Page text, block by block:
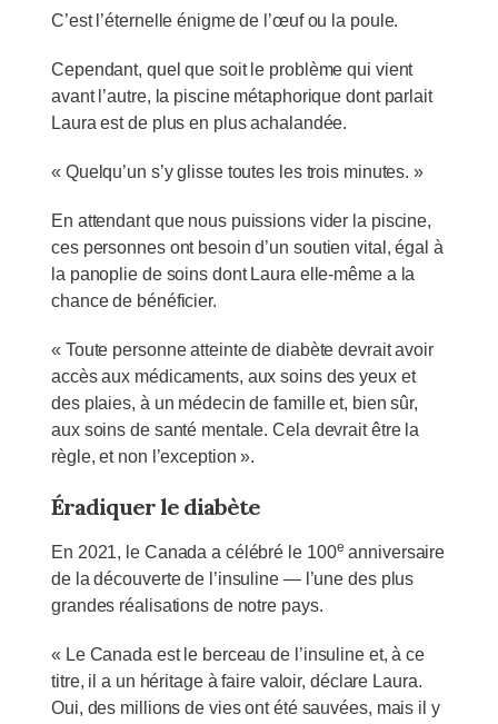
C’est l’éternelle énigme de l’œuf ou la poule.
Cependant, quel que soit le problème qui vient
avant l’autre, la piscine métaphorique dont parlait
Laura est de plus en plus achalandée.
« Quelqu’un s’y glisse toutes les trois minutes. »
En attendant que nous puissions vider la piscine,
ces personnes ont besoin d’un soutien vital, égal à
la panoplie de soins dont Laura elle-même a la
chance de bénéficier.
« Toute personne atteinte de diabète devrait avoir
accès aux médicaments, aux soins des yeux et
des plaies, à un médecin de famille et, bien sûr,
aux soins de santé mentale. Cela devrait être la
règle, et non l’exception ».
Éradiquer le diabète
En 2021, le Canada a célébré le 100e anniversaire
de la découverte de l’insuline — l’une des plus
grandes réalisations de notre pays.
« Le Canada est le berceau de l’insuline et, à ce
titre, il a un héritage à faire valoir, déclare Laura.
Oui, des millions de vies ont été sauvées, mais il y